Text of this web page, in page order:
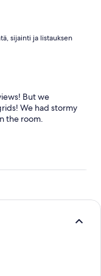
sijainti ja listauksen
But we
We had stormy
the room.